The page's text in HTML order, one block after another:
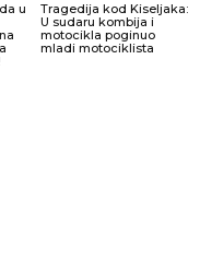
u
Tragedija kod Kiseljaka:
U sudaru kombija i
motocikla poginuo
mladi motociklista